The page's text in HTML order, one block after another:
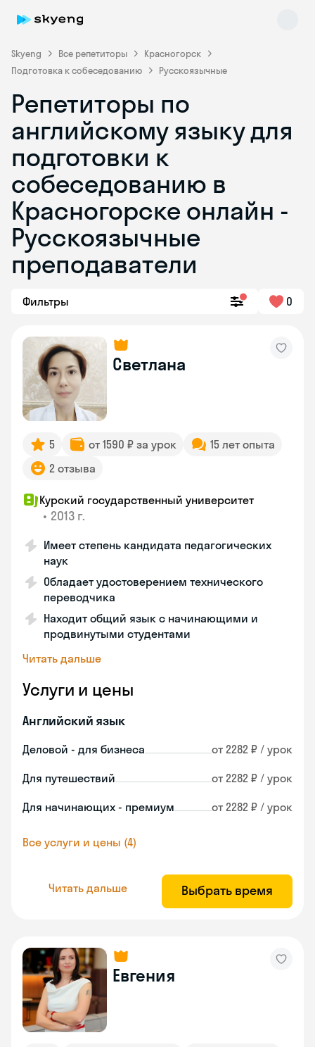
Skyeng Все репетиторы
Красногорск
Подготовка к собеседованию
Русскоязычные
Репетиторы по
английскому языку для
подготовки к
собеседованию в
Красногорске онлайн -
Русскоязычные
преподаватели
Фильтры 0
Светлана
5 от 1590 ₽ за урок
15 лет опыта
2 отзыва
Курский государственный университет
• 2013 г.
Имеет степень кандидата педагогических
наук
Обладает удостоверением технического
переводчика
Находит общий язык с начинающими и
продвинутыми студентами
Читать дальше
Услуги и цены
Английский язык
Деловой - для бизнеса от 2282 ₽ / урок
Для путешествий от 2282 ₽ / урок
Для начинающих - премиум от 2282 ₽ / урок
Все услуги и цены (4)
Читать дальше Выбрать время
Евгения
Skyeng Chat